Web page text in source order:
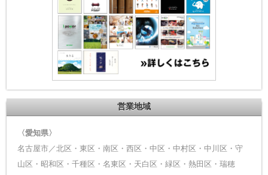
営業地域
〈愛知県〉
名古屋市／北区・東区・南区・西区・中区・中村区・中川区・守
山区・昭和区・千種区・名東区・天白区・緑区・熱田区・瑞穂